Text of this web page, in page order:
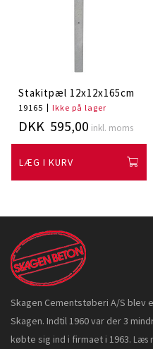
Stakitpæl 12x12x165cm
19165 Ikke på lager
DKK 595,00 inkl. moms
LÆG I KURV
Skagen Cementstøberi A/S blev
Skagen. Indtil 1960 var der 3
købte sig ind i firmaet i 1963. Læs